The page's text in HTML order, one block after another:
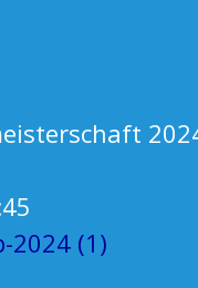
2024 (1)